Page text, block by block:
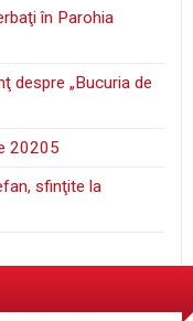
în Parohia
despre „Bucuria de
20205
sfinţite la